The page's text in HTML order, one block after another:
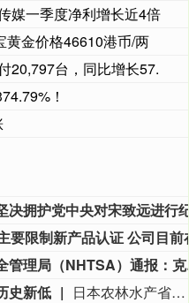
媒一季度净利增长近4倍
黄金价格46610港币/两
20,797台，同比增长57.
！
美国国家公路交通安全管理局
史新低
日本农林水产省8月7日公布的数据显示，2025财年，即2025年4月至2026年3月，按热量计算的日本食品自给率下降1个百分点至37%，为历史最低水平。日本食品自给率是指国内生产的食品占国内食品总供给的比例。日本农林水产省表示，大米消费减少是食品自给率下降的重要原因。日本大米消费长期以来主要依靠本国供应，是日本食品自给率的重要支撑。米价上涨导致居民大米消费减少，国产大米提供的热量随之减少，显著拉低日本整体食品自给率。（CCTV国际时讯）